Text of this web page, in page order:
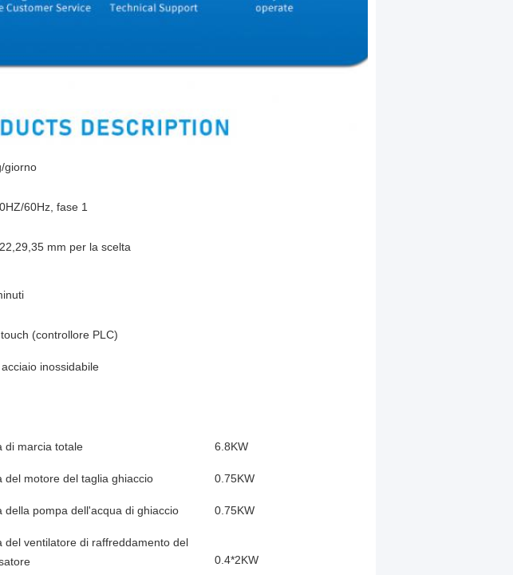
giorno
60Hz, fase 1
mm per la scelta
(controllore PLC)
inossidabile
di marcia totale 6.8KW
del motore del taglia ghiaccio 0.75KW
della pompa dell'acqua di ghiaccio 0.75KW
del ventilatore di raffreddamento del
0.4*2KW